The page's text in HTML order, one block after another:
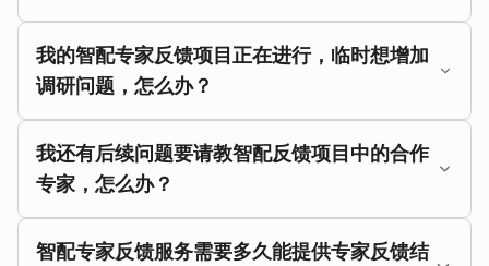
我的智配专家反馈项目正在进行，临时想增加
调研问题，怎么办？
我还有后续问题要请教智配反馈项目中的合作
专家，怎么办？
智配专家反馈服务需要多久能提供专家反馈结